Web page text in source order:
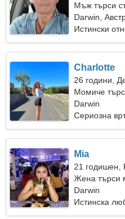
Мъж търси
Darwin,
Истински
Charlotte
26 години,
Момиче
Darwin
Сериозна
Mia
21 годишен,
Жена търси
Darwin
Истинска